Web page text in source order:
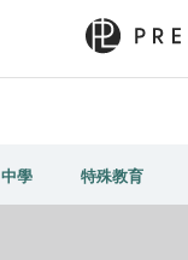
中學 特殊教育